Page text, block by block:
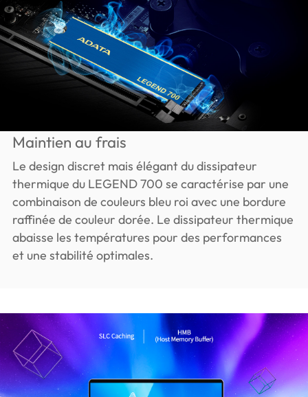
Maintien au frais
Le design discret mais élégant du dissipateur
thermique du LEGEND 700 se caractérise par une
combinaison de couleurs bleu roi avec une bordure
raffinée de couleur dorée. Le dissipateur thermique
abaisse les températures pour des performances
et une stabilité optimales.